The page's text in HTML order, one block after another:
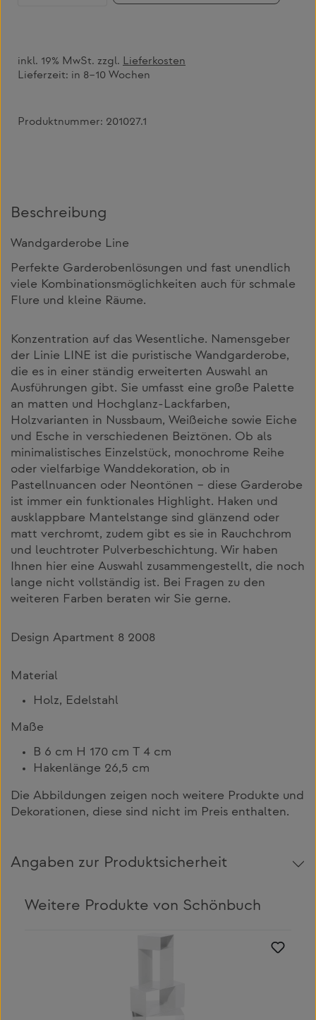
inkl. 19% MwSt. zzgl. Lieferkosten
Lieferzeit: in 8–10 Wochen
Produktnummer: 201027.1
Beschreibung
Wandgarderobe Line
Perfekte Garderobenlösungen und fast unendlich
viele Kombinationsmöglichkeiten auch für schmale
Flure und kleine Räume.
Konzentration auf das Wesentliche. Namensgeber
der Linie LINE ist die puristische Wandgarderobe,
die es in einer ständig erweiterten Auswahl an
Ausführungen gibt. Sie umfasst eine große Palette
an matten und Hochglanz-Lackfarben,
Holzvarianten in Nussbaum, Weißeiche sowie Eiche
und Esche in verschiedenen Beiztönen. Ob als
minimalistisches Einzelstück, monochrome Reihe
oder vielfarbige Wanddekoration, ob in
Pastellnuancen oder Neontönen – diese Garderobe
ist immer ein funktionales Highlight. Haken und
ausklappbare Mantelstange sind glänzend oder
matt verchromt, zudem gibt es sie in Rauchchrom
und leuchtroter Pulverbeschichtung. Wir haben
Ihnen hier eine Auswahl zusammengestellt, die noch
lange nicht vollständig ist. Bei Fragen zu den
weiteren Farben beraten wir Sie gerne.
Design Apartment 8 2008
Material
Holz, Edelstahl
Maße
B 6 cm H 170 cm T 4 cm
Hakenlänge 26,5 cm
Die Abbildungen zeigen noch weitere Produkte und
Dekorationen, diese sind nicht im Preis enthalten.
Angaben zur Produktsicherheit
Weitere Produkte von Schönbuch
Produktgalerie überspringen